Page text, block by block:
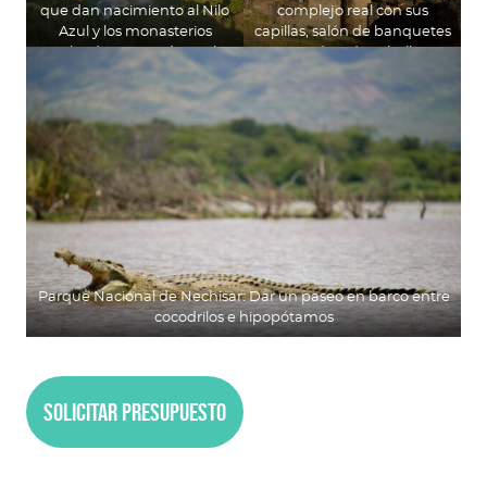
que dan nacimiento al Nilo
Azul y los monasterios
coloridos que rodean el
Lago Tana
complejo real con sus
capillas, salón de banquetes
y cuadras de caballos
Parque Nacional de Nechisar: Dar un paseo en barco entre
cocodrilos e hipopótamos
Solicitar presupuesto